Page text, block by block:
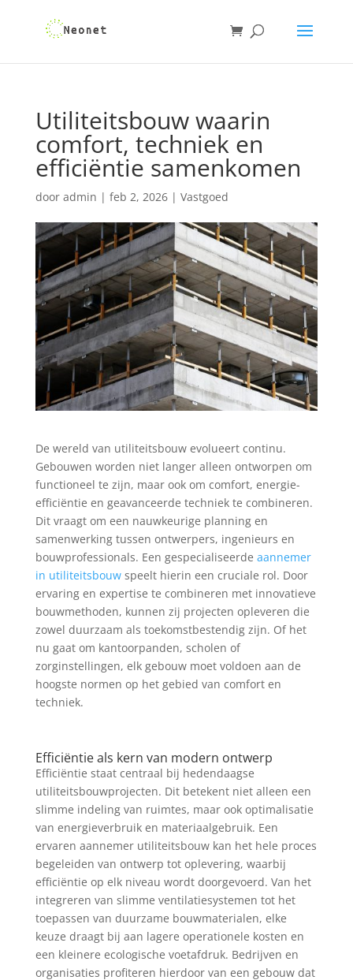
Utiliteitsbouw waarin
comfort, techniek en
efficiëntie samenkomen
door admin | feb 2, 2026| Vastgoed
De wereld van utiliteitsbouw evolueert continu.
Gebouwen worden niet langer alleen ontworpen om
functioneel te zijn, maar ook om comfort, energie-
efficiëntie en geavanceerde techniek te combineren.
Dit vraagt om een nauwkeurige planning en
samenwerking tussen ontwerpers, ingenieurs en
bouwprofessionals. Een gespecialiseerde aannemer
in utiliteitsbouwspeelt hierin een cruciale rol. Door
ervaring en expertise te combineren met innovatieve
bouwmethoden, kunnen zij projecten opleveren die
zowel duurzaam als toekomstbestendig zijn. Of het
nu gaat om kantoorpanden, scholen of
zorginstellingen, elk gebouw moet voldoen aan de
hoogste normen op het gebied van comfort en
techniek.
Efficiëntie als kern van modern ontwerp
Efficiëntie staat centraal bij hedendaagse
utiliteitsbouwprojecten. Dit betekent niet alleen een
slimme indeling van ruimtes, maar ook optimalisatie
van energieverbruik en materiaalgebruik. Een
ervaren aannemer utiliteitsbouw kan het hele proces
begeleiden van ontwerp tot oplevering, waarbij
efficiëntie op elk niveau wordt doorgevoerd. Van het
integreren van slimme ventilatiesystemen tot het
toepassen van duurzame bouwmaterialen, elke
keuze draagt bij aan lagere operationele kosten en
een kleinere ecologische voetafdruk. Bedrijven en
organisaties profiteren hierdoor van een gebouw dat